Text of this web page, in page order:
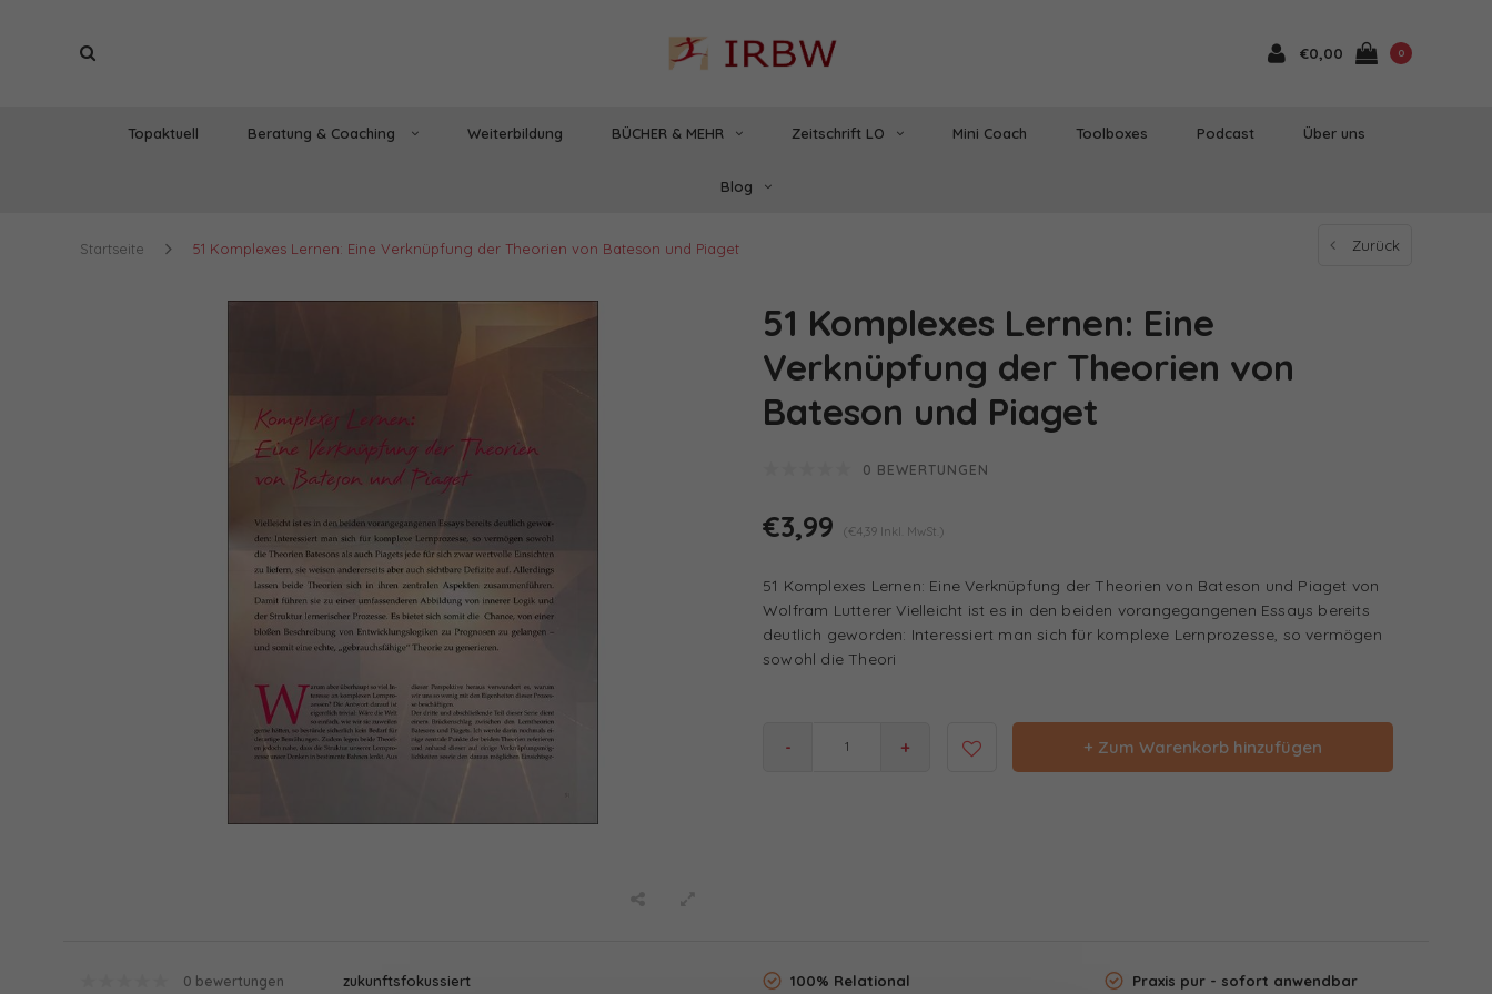
€0,00 0
Topaktuell Beratung & Coaching Weiterbildung BÜCHER & MEHR Zeitschrift LO Mini Coach Toolboxes Podcast Über uns
Blog
Startseite 51 Komplexes Lernen: Eine Verknüpfung der Theorien von Bateson und Piaget Zurück
51 Komplexes Lernen: Eine
Verknüpfung der Theorien von
Bateson und Piaget
0 BEWERTUNGEN
€3,99 (€4,39 Inkl. MwSt.)
51 Komplexes Lernen: Eine Verknüpfung der Theorien von Bateson und Piaget von
Wolfram Lutterer Vielleicht ist es in den beiden vorangegangenen Essays bereits
deutlich geworden: Interessiert man sich für komplexe Lernprozesse, so vermögen
sowohl die Theori
- + + Zum Warenkorb hinzufügen
0 bewertungen zukunftsfokussiert 100% Relational Praxis pur - sofort anwendbar